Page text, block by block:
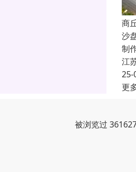
商
沙
制
江
25-
更
被浏览过